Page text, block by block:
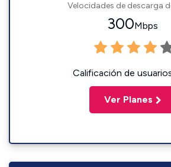
Velocidades de descarga
300Mbps
Calificación de
Ver Planes